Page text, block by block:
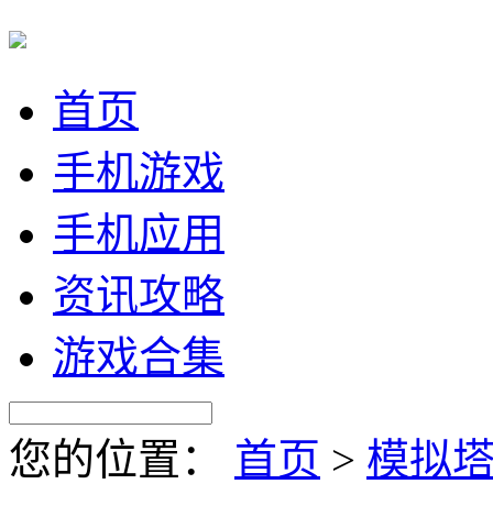
首页
手机游戏
手机应用
资讯攻略
游戏合集
您的位置： 首页 > 模拟